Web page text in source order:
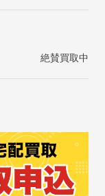
絶賛買取中